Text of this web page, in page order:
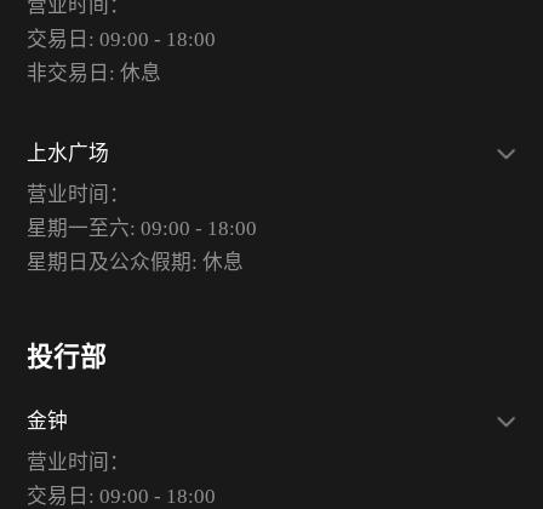
营业时间：
交易日: 09:00 - 18:00
非交易日: 休息
上水广场
营业时间：
星期一至六: 09:00 - 18:00
星期日及公众假期: 休息
投行部
金钟
营业时间：
交易日: 09:00 - 18:00